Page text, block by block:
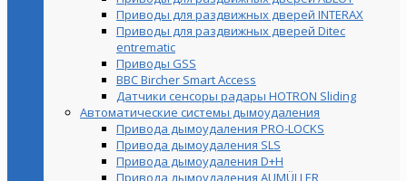
Приводы для раздвижных дверей INTERAX
Приводы для раздвижных дверей Ditec
entrematic
Приводы GSS
BBC Bircher Smart Access
Датчики сенсоры радары HOTRON Sliding
Автоматические системы дымоудаления
Привода дымоудаления PRO-LOCKS
Привода дымоудаления SLS
Привода дымоудаления D+H
Привода дымоудаления AUMÜLLER